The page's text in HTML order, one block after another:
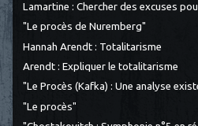
Lamartine : Chercher des excuses
"Le procès de Nuremberg"
Hannah Arendt : Totalitarisme
Arendt : Expliquer le totalitarisme
"Le Procès (Kafka) : Une analyse
"Le procès"